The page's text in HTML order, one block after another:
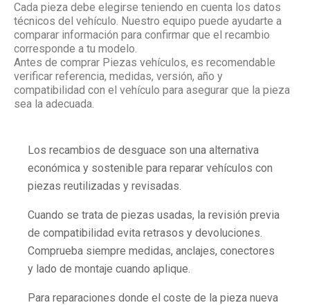
Cada pieza debe elegirse teniendo en cuenta los datos
técnicos del vehículo. Nuestro equipo puede ayudarte a
comparar información para confirmar que el recambio
corresponde a tu modelo.
Antes de comprar Piezas vehículos, es recomendable
verificar referencia, medidas, versión, año y
compatibilidad con el vehículo para asegurar que la pieza
sea la adecuada.
Los recambios de desguace son una alternativa
económica y sostenible para reparar vehículos con
piezas reutilizadas y revisadas.
Cuando se trata de piezas usadas, la revisión previa
de compatibilidad evita retrasos y devoluciones.
Comprueba siempre medidas, anclajes, conectores
y lado de montaje cuando aplique.
Para reparaciones donde el coste de la pieza nueva